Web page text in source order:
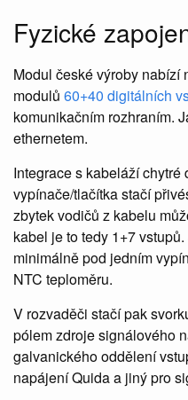
Fyzické
Modul české výroby nabízí
modulů 60+40 digitálních
komunikačním rozhraním.
ethernetem.
Integrace s kabeláží
vypínače/tlačítka stačí
zbytek vodičů z kabelu
kabel je to tedy 1+7
minimálně pod jedním
NTC teploměru.
V rozvaděči stačí pak
pólem zdroje signálového
galvanického oddělení
napájení Quida a jiný pro